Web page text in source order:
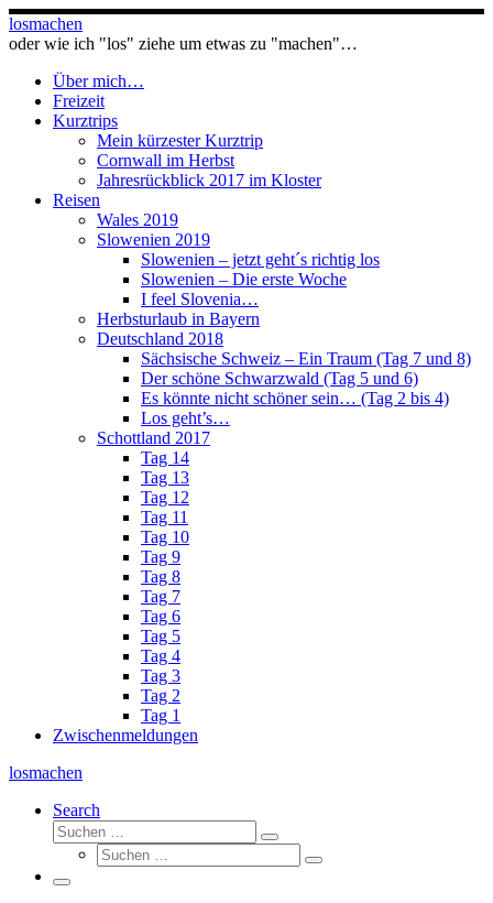
Zum
Inhalt
losmachen
oder wie ich "los" ziehe um etwas zu "machen"…
Über mich…
Freizeit
Kurztrips
Mein kürzester Kurztrip
Cornwall im Herbst
Jahresrückblick 2017 im Kloster
Reisen
Wales 2019
Slowenien 2019
Slowenien – jetzt geht´s richtig los
Slowenien – Die erste Woche
I feel Slovenia…
Herbsturlaub in Bayern
Deutschland 2018
Sächsische Schweiz – Ein Traum (Tag 7 und 8)
Der schöne Schwarzwald (Tag 5 und 6)
Es könnte nicht schöner sein… (Tag 2 bis 4)
Los geht’s…
Schottland 2017
Tag 14
Tag 13
Tag 12
Tag 11
Tag 10
Tag 9
Tag 8
Tag 7
Tag 6
Tag 5
Tag 4
Tag 3
Tag 2
Tag 1
Zwischenmeldungen
losmachen
Search
Suche
Suchen
Suche
Suchen
Menü